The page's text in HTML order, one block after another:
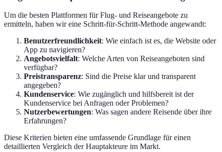
Um die besten Plattformen für Flug- und Reiseangebote zu
ermitteln, haben wir eine Schritt-für-Schritt-Methode angewandt:
Benutzerfreundlichkeit: Wie einfach ist es, die Website oder
App zu navigieren?
Angebotsvielfalt: Welche Arten von Reiseangeboten sind
verfügbar?
Preistransparenz: Sind die Preise klar und transparent
angegeben?
Kundenservice: Wie zugänglich und hilfsbereit ist der
Kundenservice bei Anfragen oder Problemen?
Nutzerbewertungen: Was sagen andere Reisende über ihre
Erfahrungen?
Diese Kriterien bieten eine umfassende Grundlage für einen
detaillierten Vergleich der Hauptakteure im Markt.